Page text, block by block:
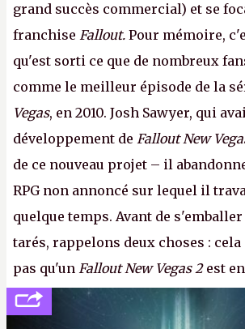
grand succès commercial) et se
franchise Fallout. Pour mémoire,
qu'est sorti ce que de nombreux
comme le meilleur épisode de la
Vegas, en 2010. Josh Sawyer, qui
développement de Fallout New
de ce nouveau projet – il
RPG non annoncé sur lequel il
quelque temps. Avant de
tarés, rappelons deux choses :
pas qu'un Fallout New Vegas 2est en
développement (pour ce que l'on
peut-être sur
Fallout Football ou